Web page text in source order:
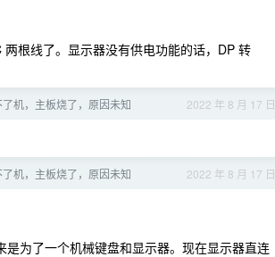
根线了。显示器没有供电功能的话，DP 转
2022 年 8 月 17 日
机，主板烧了，原因未知
2022 年 8 月 17 日
机，主板烧了，原因未知
为了一个机械键盘和显示器。现在显示器直连